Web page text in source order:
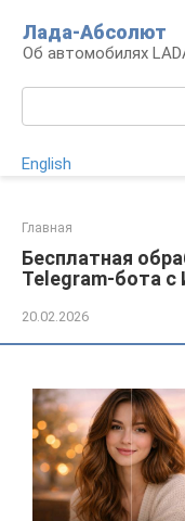
контенту
Лада-Абсолют
Об автомобилях
English
Главная
Бесплатная
Telegram-бота с
20.02.2026